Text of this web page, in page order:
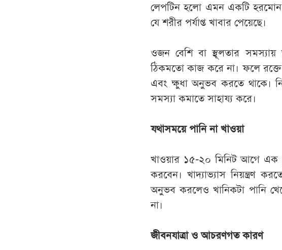
লেপটিন হলো এমন একটি হরমোন
যে শরীর পর্যাপ্ত খাবার পেয়েছে।
ওজন বেশি বা স্থূলতার সমস্যায়
ঠিকমতো কাজ করে না। ফলে রক্তে
এবং ক্ষুধা অনুভব করতে থাকে।
সমস্যা কমাতে সাহায্য করে।
যথাসময়ে পানি না খাওয়া
খাওয়ার ১৫-২০ মিনিট আগে এক
করবেন। খাদ্যাভ্যাস নিয়ন্ত্রণ
অনুভব করলেও খানিকটা পানি
না।
জীবনযাত্রা ও আচরণগত কারণ